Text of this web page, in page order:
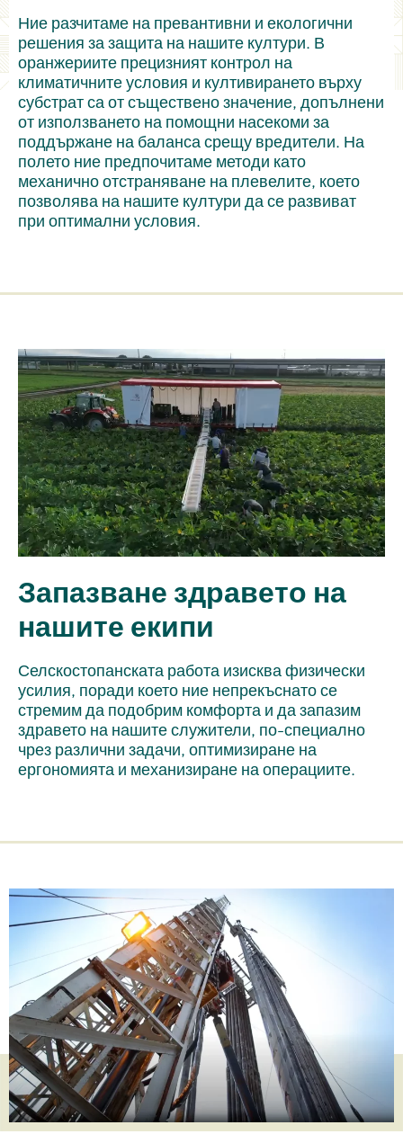
Ние разчитаме на превантивни и екологични
решения за защита на нашите култури. В
оранжериите прецизният контрол на
климатичните условия и култивирането върху
субстрат са от съществено значение, допълнени
от използването на помощни насекоми за
поддържане на баланса срещу вредители. На
полето ние предпочитаме методи като
механично отстраняване на плевелите, което
позволява на нашите култури да се развиват
при оптимални условия.
Запазване здравето на
нашите екипи
Селскостопанската работа изисква физически
усилия, поради което ние непрекъснато се
стремим да подобрим комфорта и да запазим
здравето на нашите служители, по-специално
чрез различни задачи, оптимизиране на
ергономията и механизиране на операциите.